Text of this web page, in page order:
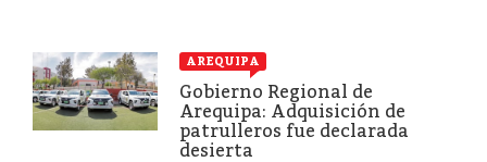
AREQUIPA
Gobierno Regional de
Arequipa: Adquisición de
patrulleros fue declarada
desierta